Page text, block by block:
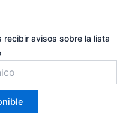
avisos sobre la lista